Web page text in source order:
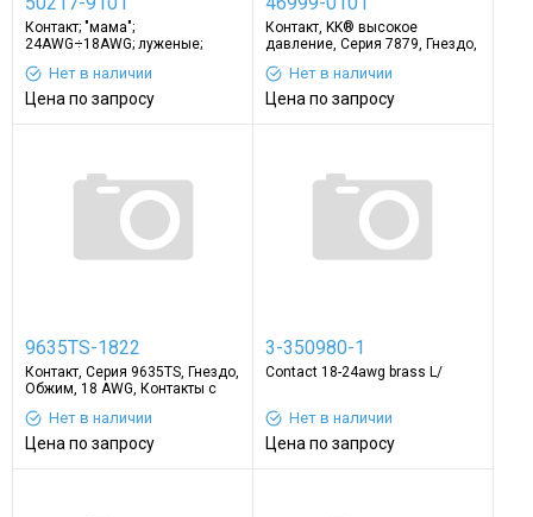
Контакт; "мама";
24AWG÷18AWG; луженые;
Нет в наличии
Цена по запросу
Контакт, KK® высокое
давление, Серия 7879, Гнездо,
Покрытием из Олова
Нет в наличии
Цена по запросу
9635TS-1822
Контакт, Серия 9635TS, Гнездо,
Обжим, 18 AWG, Контакты с
Нет в наличии
Цена по запросу
3-350980-1
Contact 18-24awg brass L/
Нет в наличии
Цена по запросу